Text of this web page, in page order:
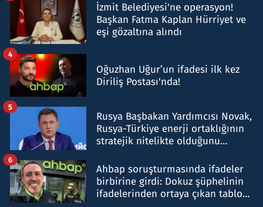
İzmit Belediyesi'ne operasyon!
Başkan Fatma Kaplan Hürriyet ve
eşi gözaltına alındı
Oğuzhan Uğur’un ifadesi ilk kez
Diriliş Postası'nda!
4
Rusya Başbakan Yardımcısı Novak,
Rusya-Türkiye enerji ortaklığının
stratejik nitelikte olduğunu
5
Ahbap soruşturmasında ifadeler
birbirine girdi: Dokuz şüphelinin
ifadelerinden ortaya çıkan tablo
6